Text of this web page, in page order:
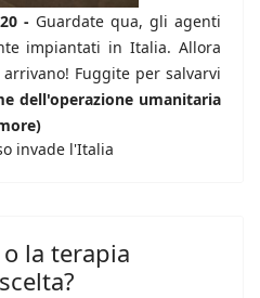
- Guardate qua, gli agenti
impiantati in Italia. Allora
Fuggite per salvarvi
dell'operazione umanitaria
invade l'Italia
la terapia